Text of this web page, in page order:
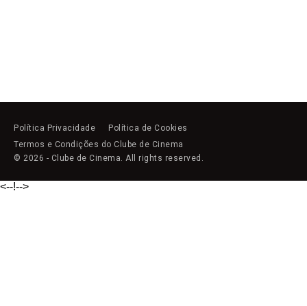
Política Privacidade
Política de Cookies
Termos e Condições do Clube de Cinema
© 2026 - Clube de Cinema. All rights reserved.
<--!-->